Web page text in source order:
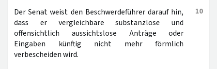
10
Der Senat weist den Beschwerdeführer darauf hin,
dass er vergleichbare substanzlose und
offensichtlich aussichtslose Anträge oder
Eingaben künftig nicht mehr förmlich
verbescheiden wird.